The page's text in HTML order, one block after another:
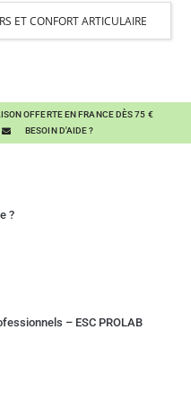
ET CONFORT ARTICULAIRE
OFFERTE EN FRANCE DÈS 75 €
BESOIN D'AIDE ?
?
– ESC PROLAB